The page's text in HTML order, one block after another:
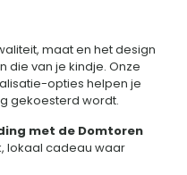
maat en het design
die van je kindje. Onze
opties helpen je
gekoesterd wordt.
met de Domtoren
lokaal cadeau waar